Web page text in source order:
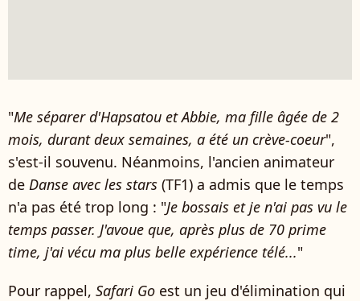
"Me séparer d'Hapsatou et Abbie, ma fille âgée de 2
mois, durant deux semaines, a été un crève-coeur",
s'est-il souvenu. Néanmoins, l'ancien animateur
de Danse avec les stars (TF1) a admis que le temps
n'a pas été trop long : "Je bossais et je n'ai pas vu le
temps passer. J'avoue que, après plus de 70 prime
time, j'ai vécu ma plus belle expérience télé..."
Pour rappel, Safari Go est un jeu d'élimination qui